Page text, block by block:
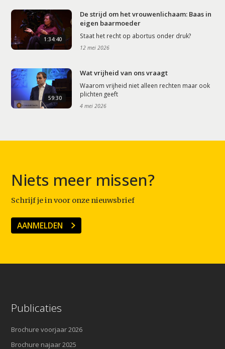
1:34:40
De strijd om het vrouwenlichaam: Baas in
eigen baarmoeder
Staat het recht op abortus onder druk?
12 mei 2026
59:30
Wat vrijheid van ons vraagt
Waarom vrijheid niet alleen rechten maar ook
plichten geeft
4 mei 2026
Niets meer missen?
Schrijf je in voor onze nieuwsbrief
AANMELDEN
Publicaties
Brochure voorjaar 2026
Brochure najaar 2025